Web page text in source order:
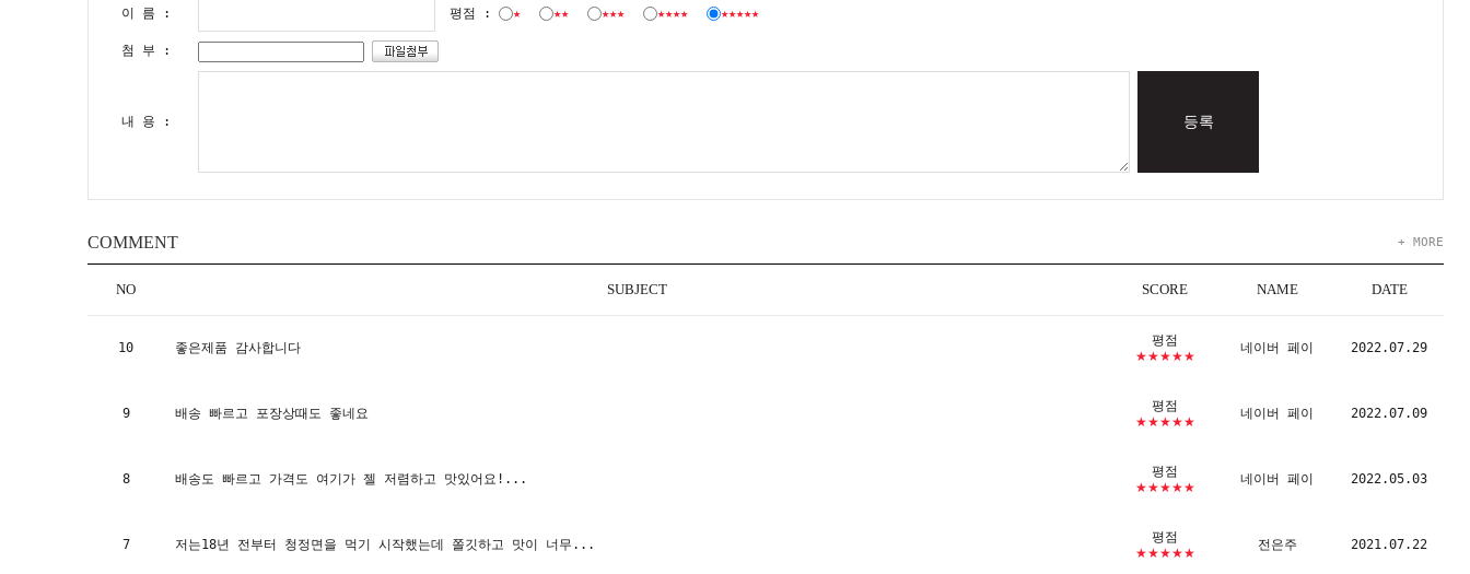
이 름 : 평점 : ★ ★★ ★★★ ★★★★ ★★★★★
첨 부 :
내 용 : 등록
COMMENT + MORE
NO SUBJECT SCORE NAME DATE
10 좋은제품 감사합니다
평점
★★★★★
네이버 페이 2022.07.29
9 배송 빠르고 포장상때도 좋네요
평점
★★★★★
네이버 페이 2022.07.09
8 배송도 빠르고 가격도 여기가 젤 저렴하고 맛있어요!...
평점
★★★★★
네이버 페이 2022.05.03
7 저는18년 전부터 청정면을 먹기 시작했는데 쫄깃하고 맛이 너무...
평점
★★★★★
전은주 2021.07.22